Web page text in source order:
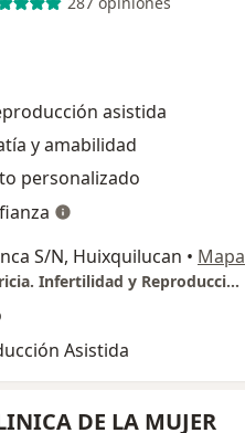
asistida
y amabilidad
personalizado
S/N, Huixquilucan • Mapa
Ginecologia y Obstetricia. Infertilidad y Reproducción Asistida.
Asistida
DE LA MUJER